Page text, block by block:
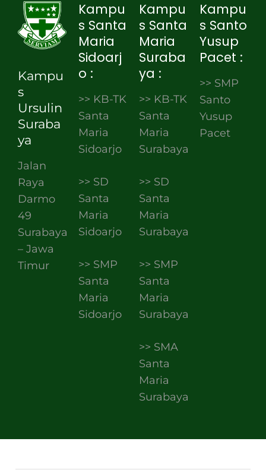
Kampu
s
Ursulin
Suraba
ya
Jalan
Raya
Darmo
49
Surabaya
– Jawa
Timur
Kampu
s Santa
Maria
Sidoarj
o :
>> KB-TK
Santa
Maria
Sidoarjo
>> SD
Santa
Maria
Sidoarjo
>> SMP
Santa
Maria
Sidoarjo
Kampu
s Santa
Maria
Suraba
ya :
>> KB-TK
Santa
Maria
Surabaya
>> SD
Santa
Maria
Surabaya
>> SMP
Santa
Maria
Surabaya
>> SMA
Santa
Maria
Surabaya
Kampu
s Santo
Yusup
Pacet :
>> SMP
Santo
Yusup
Pacet